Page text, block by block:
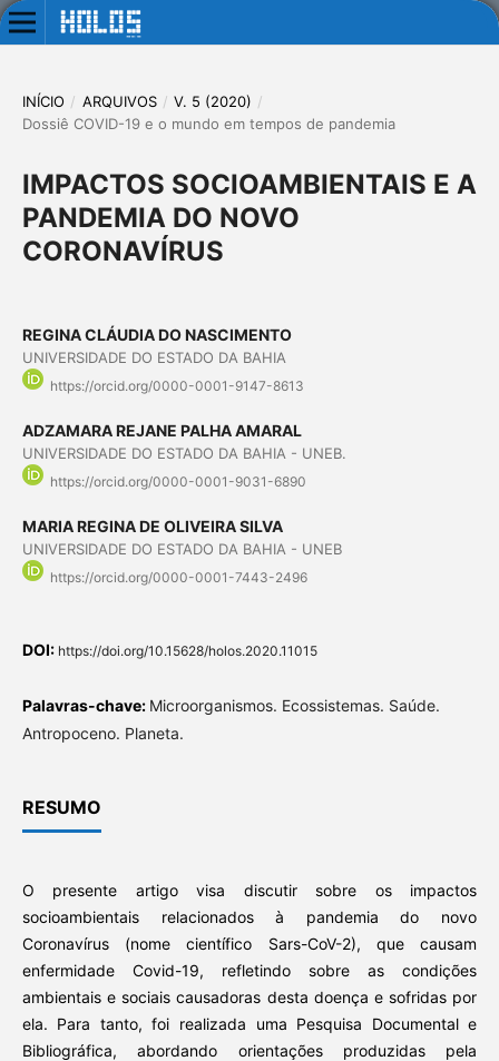
INÍCIO / ARQUIVOS / V. 5 (2020) /
Dossiê COVID-19 e o mundo em tempos de pandemia
IMPACTOS SOCIOAMBIENTAIS E A
PANDEMIA DO NOVO
CORONAVÍRUS
REGINA CLÁUDIA DO NASCIMENTO
UNIVERSIDADE DO ESTADO DA BAHIA
https://orcid.org/0000-0001-9147-8613
ADZAMARA REJANE PALHA AMARAL
UNIVERSIDADE DO ESTADO DA BAHIA - UNEB.
https://orcid.org/0000-0001-9031-6890
MARIA REGINA DE OLIVEIRA SILVA
UNIVERSIDADE DO ESTADO DA BAHIA - UNEB
https://orcid.org/0000-0001-7443-2496
DOI: https://doi.org/10.15628/holos.2020.11015
Palavras-chave: Microorganismos. Ecossistemas. Saúde.
Antropoceno. Planeta.
RESUMO
O presente artigo visa discutir sobre os impactos
socioambientais relacionados à pandemia do novo
Coronavírus (nome científico Sars-CoV-2), que causam
enfermidade Covid-19, refletindo sobre as condições
ambientais e sociais causadoras desta doença e sofridas por
ela. Para tanto, foi realizada uma Pesquisa Documental e
Bibliográfica, abordando orientações produzidas pela